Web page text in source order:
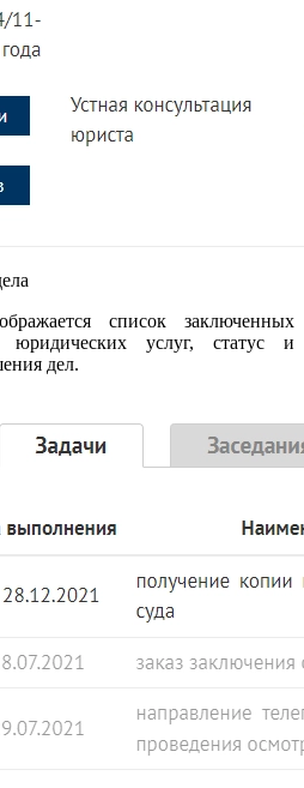
список заключенных
юридических услуг, статус и
дел.